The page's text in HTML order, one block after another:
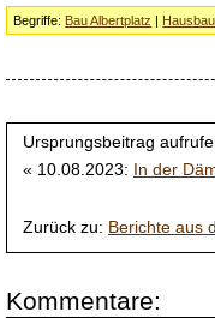
Begriffe: Bau Albertplatz | Hausbau
Ursprungsbeitrag
« 10.08.2023: In der
Zurück zu: Berichte aus
Kommentare: